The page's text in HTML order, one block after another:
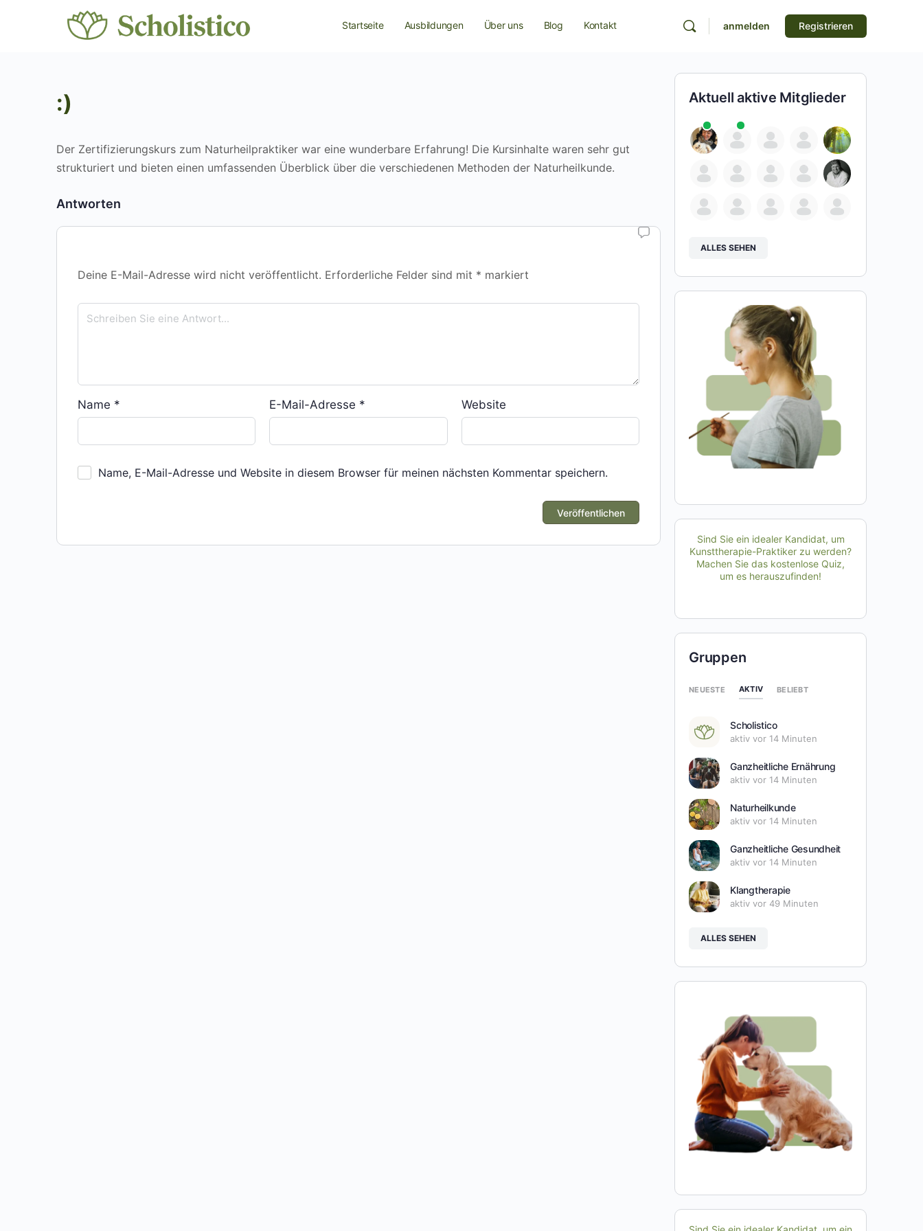
Startseite Ausbildungen Über uns Blog Kontakt anmelden Registrieren
:)
Der Zertifizierungskurs zum Naturheilpraktiker war eine wunderbare Erfahrung! Die Kursinhalte waren sehr gut
strukturiert und bieten einen umfassenden Überblick über die verschiedenen Methoden der Naturheilkunde.
Antworten
Deine E-Mail-Adresse wird nicht veröffentlicht. Erforderliche Felder sind mit * markiert
Name * E-Mail-Adresse * Website
Name, E-Mail-Adresse und Website in diesem Browser für meinen nächsten Kommentar speichern.
Aktuell aktive Mitglieder
ALLES SEHEN
Sind Sie ein idealer Kandidat, um
Kunsttherapie-Praktiker zu werden?
Machen Sie das kostenlose Quiz,
um es herauszufinden!
Gruppen
NEUESTE AKTIV BELIEBT
Scholistico
aktiv vor 14 Minuten
Ganzheitliche Ernährung
aktiv vor 14 Minuten
Naturheilkunde
aktiv vor 14 Minuten
Ganzheitliche Gesundheit
aktiv vor 14 Minuten
Klangtherapie
aktiv vor 49 Minuten
ALLES SEHEN